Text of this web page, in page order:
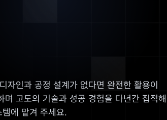
자인과 공정 설계가 없다면 완전한 활용이
고도의 기술과 성공 경험을 다년간 집적
에 맡겨 주세요.